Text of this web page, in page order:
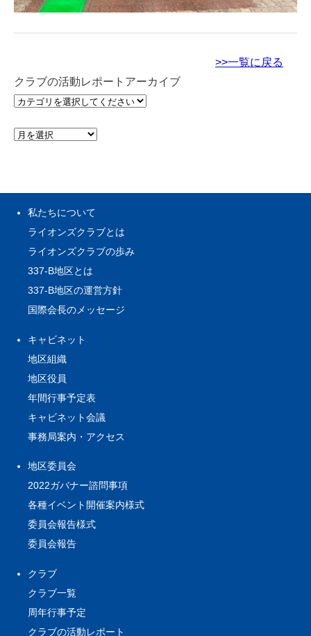
>>一覧に戻る
クラブの活動レポートアーカイブ
私たちについて
ライオンズクラブとは
ライオンズクラブの歩み
337-B地区とは
337-B地区の運営方針
国際会長のメッセージ
キャビネット
地区組織
地区役員
年間行事予定表
キャビネット会議
事務局案内・アクセス
地区委員会
2022ガバナー諮問事項
各種イベント開催案内様式
委員会報告様式
委員会報告
クラブ
クラブ一覧
周年行事予定
クラブの活動レポート